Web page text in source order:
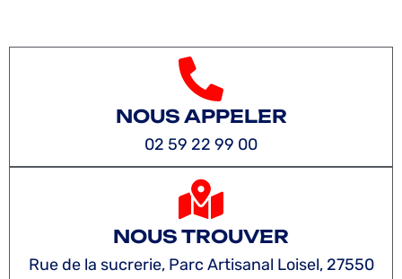
NOUS APPELER
02 59 22 99 00
NOUS TROUVER
Rue de la sucrerie, Parc Artisanal Loisel, 27550